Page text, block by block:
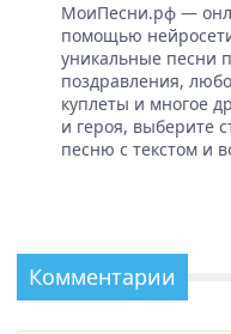
МоиПесни.рф —
помощью
уникальные песни
поздравления,
куплеты и многое
и героя, выберите
песню с текстом и
Комментарии